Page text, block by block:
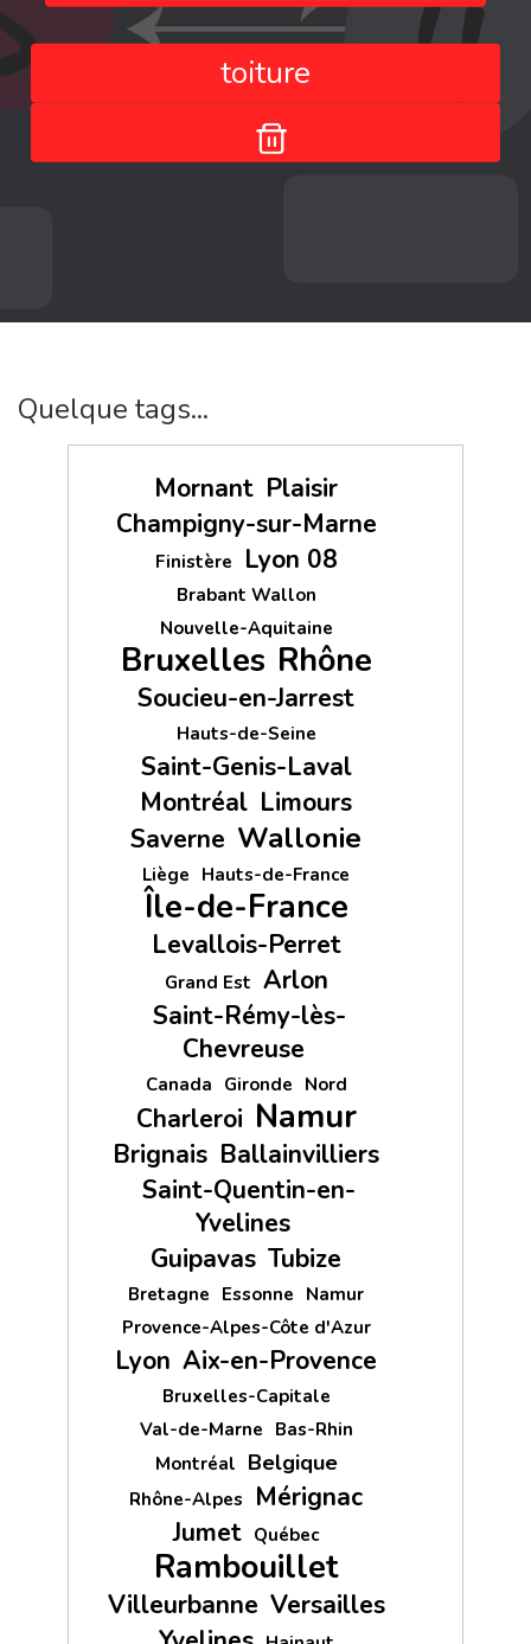
toiture
Quelque tags...
Mornant Plaisir
Champigny-sur-Marne
Finistère Lyon 08
Brabant Wallon
Nouvelle-Aquitaine
Bruxelles Rhône
Soucieu-en-Jarrest
Hauts-de-Seine
Saint-Genis-Laval
Montréal Limours
Saverne Wallonie
Liège Hauts-de-France
Île-de-France
Levallois-Perret
Grand Est Arlon
Saint-Rémy-lès-
Chevreuse
Canada Gironde Nord
Charleroi Namur
Brignais Ballainvilliers
Saint-Quentin-en-
Yvelines
Guipavas Tubize
Bretagne Essonne Namur
Provence-Alpes-Côte d'Azur
Lyon Aix-en-Provence
Bruxelles-Capitale
Val-de-Marne Bas-Rhin
Montréal Belgique
Rhône-Alpes
Mérignac
Jumet Québec
Rambouillet
Villeurbanne Versailles